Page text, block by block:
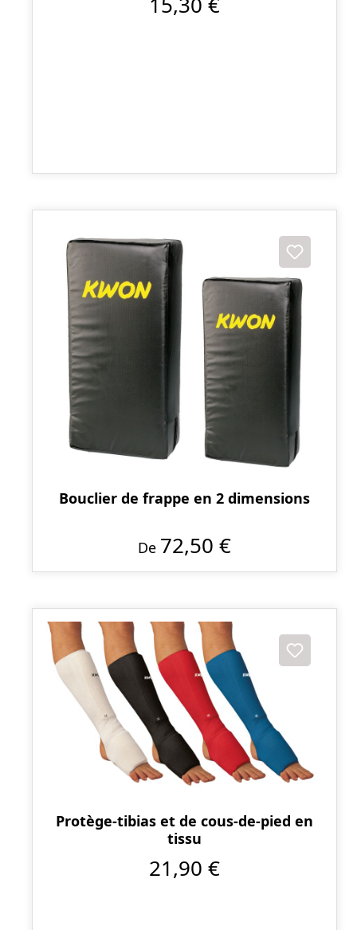
Bouclier de frappe en 2 dimensions
De 72,50 €
Protège-tibias et de cous-de-pied en
tissu
21,90 €